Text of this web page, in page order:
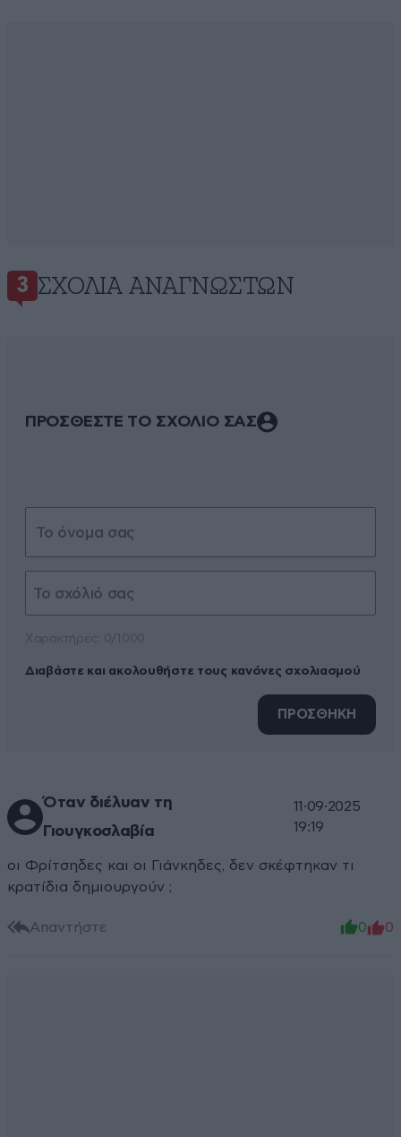
3 ΣΧΌΛΙΑ ΑΝΑΓΝΩΣΤΏΝ
ΠΡΟΣΘΕΣΤΕ ΤΟ ΣΧΟΛΙΟ ΣΑΣ
Διαβάστε και ακολουθήστε τους κανόνες σχολιασμού
ΠΡΟΣΘΗΚΗ
Όταν διέλυαν τη
Γιουγκοσλαβία
11·09·2025
19:19
οι Φρίτσηδες και οι Γιάνκηδες, δεν σκέφτηκαν τι
κρατίδια δημιουργούν ;
Απαντήστε 0 0